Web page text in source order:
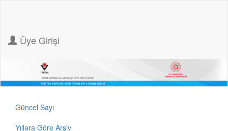
Üye Girişi
Güncel Sayı
Yıllara Göre Arşiv